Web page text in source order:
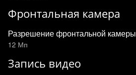
Фронтальная камера
Разрешение фронтальной камеры
12 Мп
Запись видео